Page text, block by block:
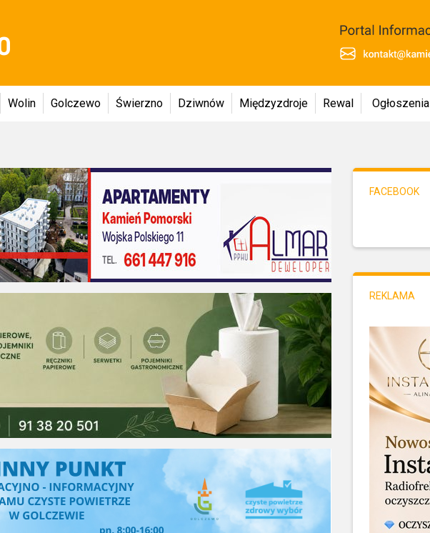
Wolin Golczewo Świerzno Dziwnów Międzyzdroje Rewal Ogłoszenia
FACEBOOK
REKLAMA